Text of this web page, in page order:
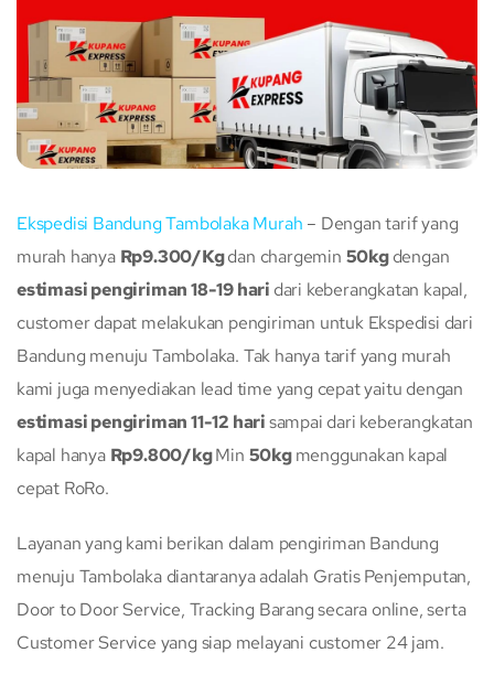
Ekspedisi Bandung Tambolaka Murah – Dengan tarif yang
murah hanya Rp9.300/Kgdan chargemin 50kgdengan
estimasi pengiriman 18-19 hari dari keberangkatan kapal,
customer dapat melakukan pengiriman untuk Ekspedisi dari
Bandung menuju Tambolaka. Tak hanya tarif yang murah
kami juga menyediakan lead time yang cepat yaitu dengan
estimasi pengiriman 11-12 harisampai dari keberangkatan
kapal hanya Rp9.800/kgMin 50kgmenggunakan kapal
cepat RoRo.
Layanan yang kami berikan dalam pengiriman Bandung
menuju Tambolaka diantaranya adalah Gratis Penjemputan,
Door to Door Service, Tracking Barang secara online, serta
Customer Service yang siap melayani customer 24 jam.